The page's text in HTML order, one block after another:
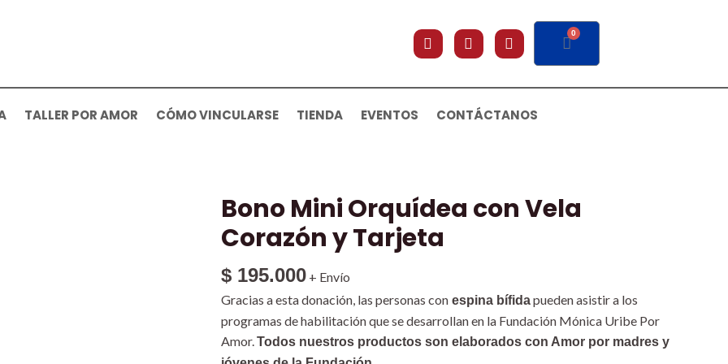
F
a
c
b
I
n
s
a
g
r
Y
o
u
u
b
e
0
CART
TALLER POR AMOR CÓMO VINCULARSE TIENDA EVENTOS CONTÁCTANOS
Bono Mini Orquídea con Vela
Corazón y Tarjeta
$ 195.000 + Envío
Gracias a esta donación, las personas con espina bífidapueden asistir a los
programas de habilitación que se desarrollan en la Fundación Mónica Uribe Por
Amor. Todos nuestros productos son elaborados con Amor por madres y
Bono
Orquídea
con
Vela
Corazón
y
Tarjeta